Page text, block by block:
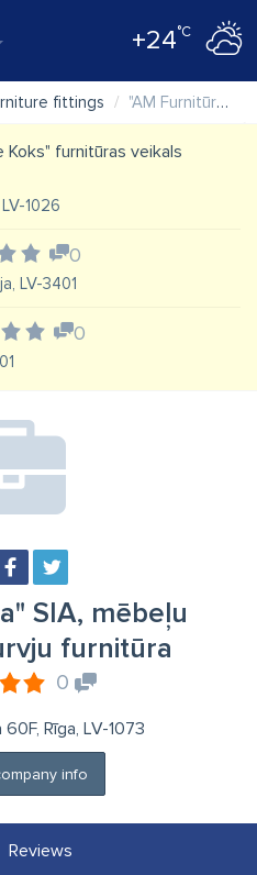
+24°C
fittings "AM Furnitūra" SIA, mēbeļu furnitūra, durvju furnitūra
Koks" furnitūras veikals
1026
0
LV-3401
0
SIA, mēbeļu
furnitūra
0
Rīga, LV-1073
info
Reviews